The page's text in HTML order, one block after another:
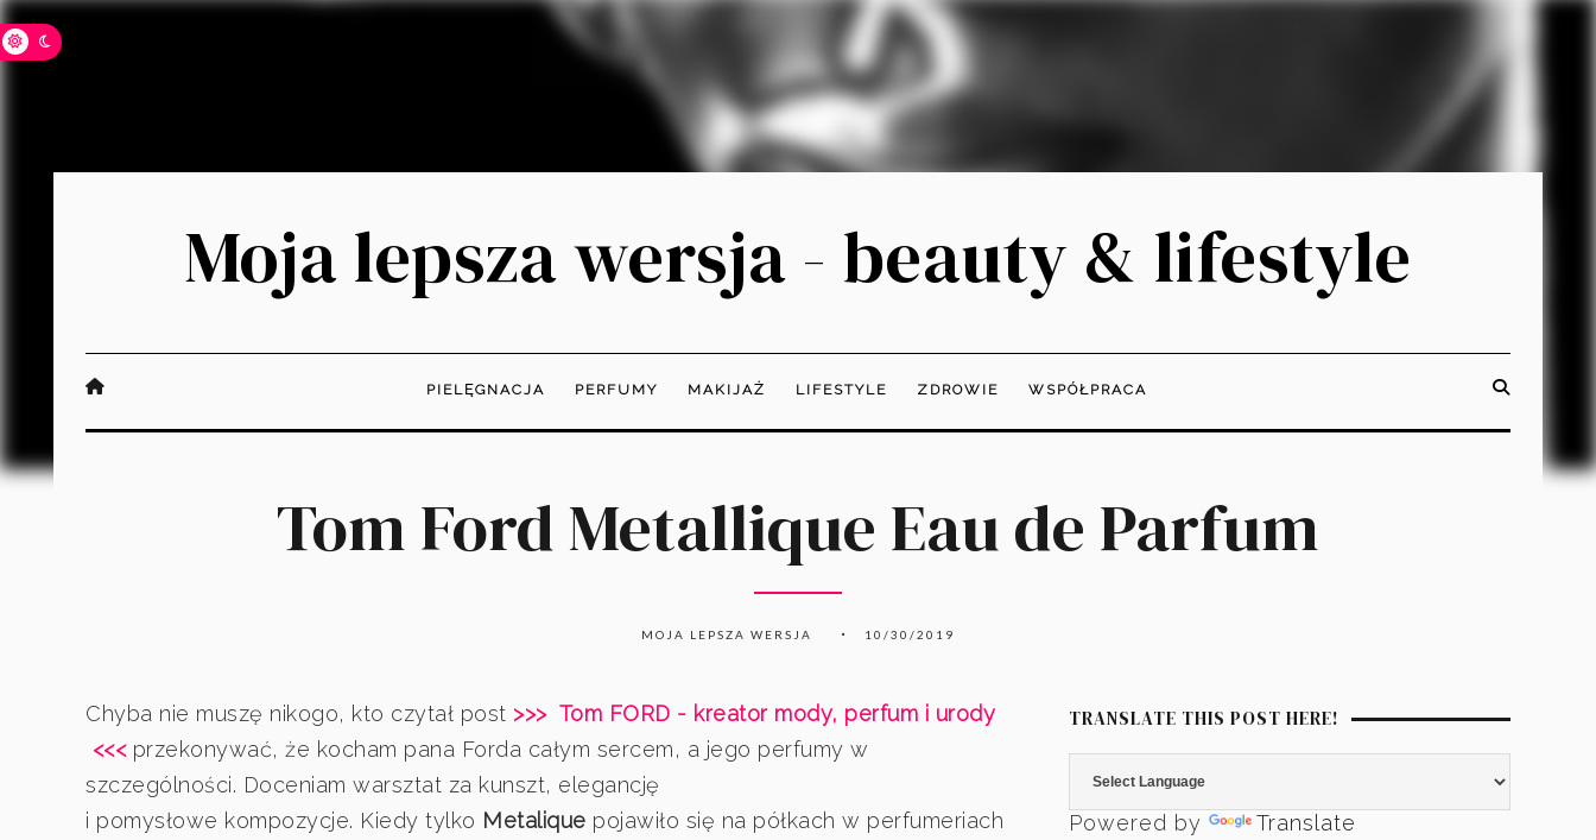
Moja lepsza wersja - beauty & lifestyle
PIELĘGNACJA PERFUMY MAKIJAŻ LIFESTYLE ZDROWIE WSPÓŁPRACA
Tom Ford Metallique Eau de Parfum
MOJA LEPSZA WERSJA 10/30/2019
Chyba nie muszę nikogo, kto czytał post >>> Tom FORD - kreator mody, perfum i urody
<<< przekonywać, że kocham pana Forda całym sercem, a jego perfumy w
szczególności. Doceniam warsztat za kunszt, elegancję
i pomysłowe kompozycje. Kiedy tylko Metalique pojawiło się na półkach w perfumeriach
TRANSLATE THIS POST HERE!
Powered by Translate